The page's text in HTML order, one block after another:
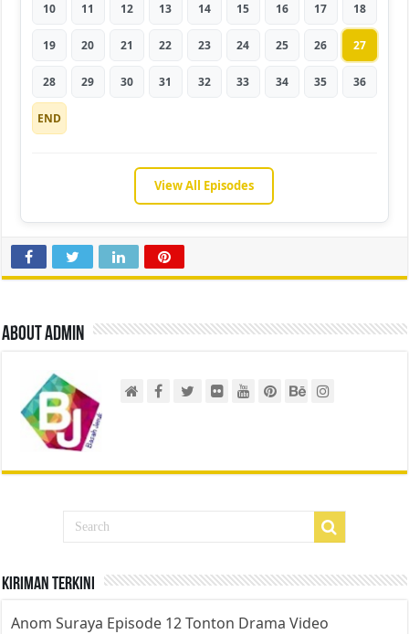
10 11 12 13 14 15 16 17 18
19 20 21 22 23 24 25 26 27
28 29 30 31 32 33 34 35 36
END
View All Episodes
About admin
Kiriman Terkini
Anom Suraya Episode 12 Tonton Drama Video